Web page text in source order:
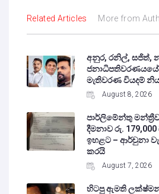
Related Articles More from
අනුර, රනිල්, සජිත්,
මැතිවරණ වියදම්
August 8, 2026
පාර්ලිමේන්තු
දීමනාව රු. 179,000
ඉහළට – ආර්චුනා
කරයි
August 7, 2026
හිටපු ඇමති ලක්ෂ්මන්